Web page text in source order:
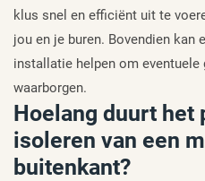
klus snel en efficiënt uit te
jou en je buren. Bovendien
installatie helpen om
waarborgen.
Hoelang duurt het
isoleren van een
buitenkant?